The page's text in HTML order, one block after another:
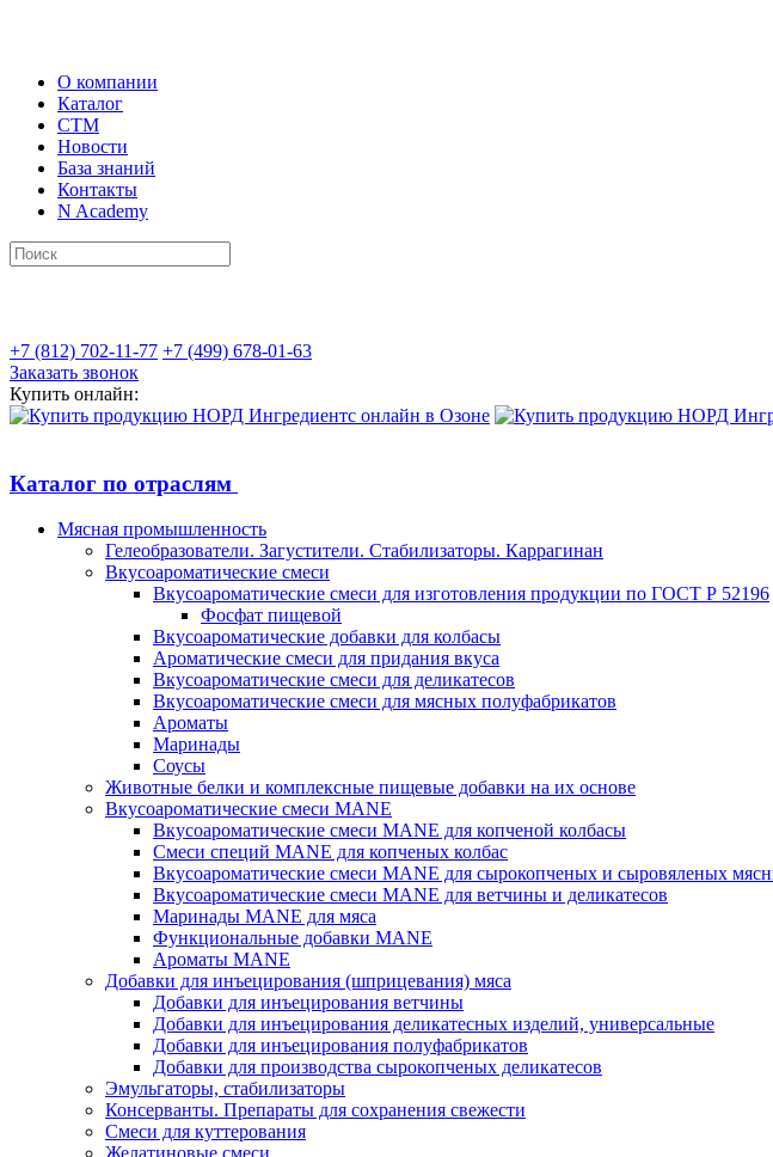
О компании
Каталог
СТМ
Новости
База знаний
Контакты
N Academy
+7 (812) 702-11-77 +7 (499) 678-01-63
Заказать звонок
Купить онлайн:
Каталог по отраслям
Мясная промышленность
Гелеобразователи. Загустители. Стабилизаторы. Каррагинан
Вкусоароматические смеси
Вкусоароматические смеси для изготовления продукции по ГОСТ Р 52196
Фосфат пищевой
Вкусоароматические добавки для колбасы
Ароматические смеси для придания вкуса
Вкусоароматические смеси для деликатесов
Вкусоароматические смеси для мясных полуфабрикатов
Ароматы
Маринады
Соусы
Животные белки и комплексные пищевые добавки на их основе
Вкусоароматические смеси MANE
Вкусоароматические смеси MANE для копченой колбасы
Смеси специй MANE для копченых колбас
Вкусоароматические смеси MANE для сырокопченых и сыровяленых
Вкусоароматические смеси MANE для ветчины и деликатесов
Маринады MANE для мяса
Функциональные добавки MANE
Ароматы MANE
Добавки для инъецирования (шприцевания) мяса
Добавки для инъецирования ветчины
Добавки для инъецирования деликатесных изделий, универсальные
Добавки для инъецирования полуфабрикатов
Добавки для производства сырокопченых деликатесов
Эмульгаторы, стабилизаторы
Консерванты. Препараты для сохранения свежести
Смеси для куттерования